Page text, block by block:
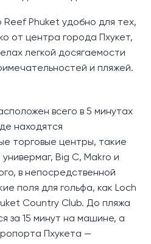
Phuket удобно для тех,
от центра города Пхукет,
легкой досягаемости
и пляжей.
всего в 5 минутах
находятся
торговые центры, такие
Big C, Makro и
в непосредственной
поля для гольфа, как Loch
Country Club. До пляжа
за 15 минут на машине, а
Пхукета —